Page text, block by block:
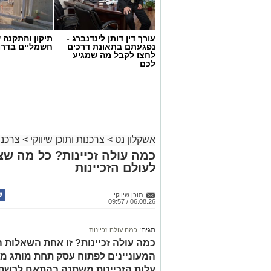
קרדיט תמונה magnific
הצרכים החברתיים
הפעילות רחבים הרבה יותר. לצד סיוע
פועלות עמותות רבות למען קשישים,
למשבר בעקבות מחלה, אובדן מקום
עורך דין דותן לינדנברג -
נפגעתם בתאונת דרכים
לחצו לקבל מה שמגיע
לכם
תיקון
חשמליים
אשקלון נט > צרכנות ותוכן שיווקי >
כמה עולה זכיינות? כל מה
לעולם הזכיינות
תוכן שיווקי
06.08.26 / 09:57
תגים: כמה עולה זכיינות
כמה עולה זכיינות? זו אחת
המעוניינים לפתוח עסק תחת מותג